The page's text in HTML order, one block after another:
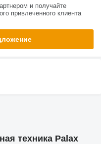
и получайте
привлеченного клиента
техника Palax